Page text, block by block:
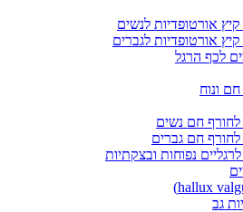
קיץ אורטופדיות לנשים
אורטופדיות לגברים
לכף הרגל
ונוח
לחורף חם נשים
לחורף חם גברים
נפוחות ובצקתיות
גב